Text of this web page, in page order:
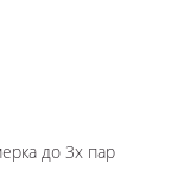
до 3х пар